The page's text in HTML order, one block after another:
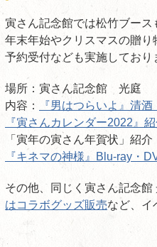
寅さん記念館では松竹ブース
年末年始やクリスマスの贈
予約受付なども実施しており
場所：寅さん記念館 光庭
内容：
『男はつらいよ』清
『寅さんカレンダー2022』
「寅年の寅さん年賀状」紹介
『キネマの神様』Blu-ray・
その他、同じく寅さん記念館
はコラボグッズ販売など、イ